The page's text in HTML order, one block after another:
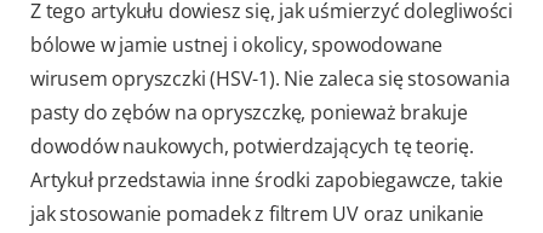
Z tego artykułu dowiesz się, jak uśmierzyć dolegliwości
bólowe w jamie ustnej i okolicy, spowodowane
wirusem opryszczki (HSV-1). Nie zaleca się stosowania
pasty do zębów na opryszczkę, ponieważ brakuje
dowodów naukowych, potwierdzających tę teorię.
Artykuł przedstawia inne środki zapobiegawcze, takie
jak stosowanie pomadek z filtrem UV oraz unikanie